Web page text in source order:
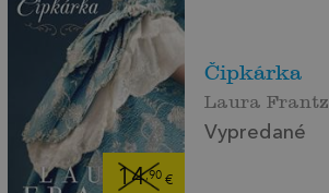
14,90€
Čipkárka
Laura Frantz
Vypredané